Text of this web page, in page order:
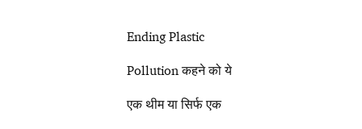
Ending Plastic
Pollution कहने को ये
एक थीम या सिर्फ एक